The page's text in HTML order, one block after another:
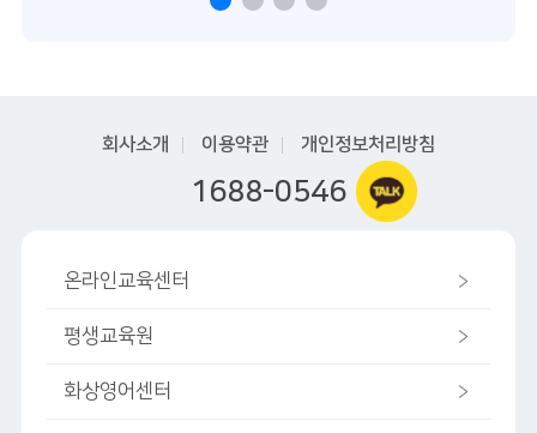
회사소개 이용약관 개인정보처리방침
1688-0546
온라인교육센터
평생교육원
화상영어센터